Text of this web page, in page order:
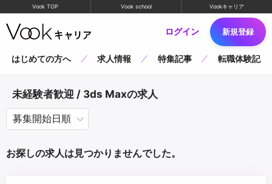
Vook TOP Vook school Vookキャリア
ログイン 新規登録
はじめての方へ 求人情報 特集記事 転職体験記
未経験者歓迎 / 3ds Maxの求人
お探しの求人は見つかりませんでした。